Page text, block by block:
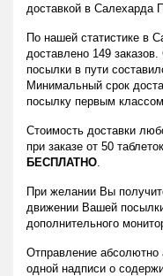
доставкой в Салехарда
По нашей статистике в
доставлено 149
посылки в пути
Минимальный срок
посылку первым
Стоимость доставки
при заказе от 50
БЕСПЛАТНО.
При желании Вы
движении Вашей
дополнительного
Отправление абсолютно
одной надписи о